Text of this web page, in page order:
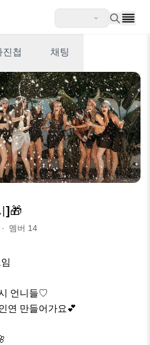
진첩 채팅
]🎁
∙ 멤버 14
언니들♡
연 만들어가요💕